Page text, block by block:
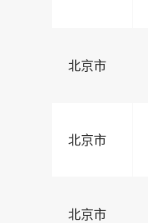
北京市
北京市
北京市